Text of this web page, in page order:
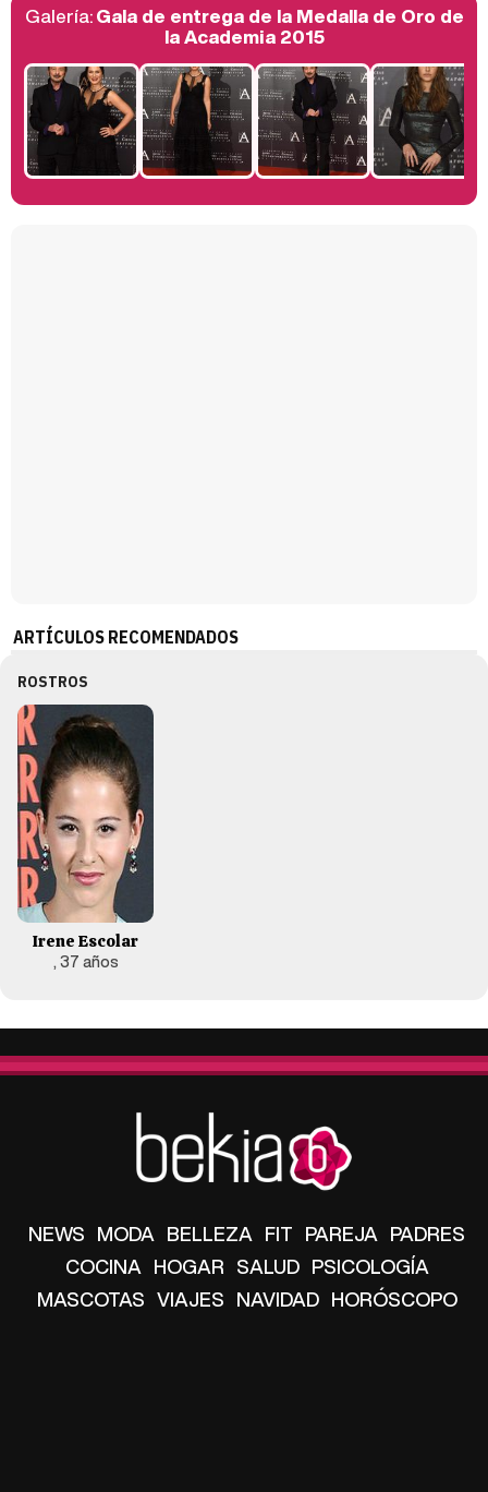
Belén Esteban: "Estoy emocionada, muy contenta y muy feliz por llegar a RTVE"
Manu Baqueiro: "Tuve como referente a Bruce Willis en 'Luz de Luna' para mi trabajo en la serie 'Perdiendo el juicio'"
Galería:Gala de entrega de la Medalla de Oro de
la Academia 2015
ARTÍCULOS RECOMENDADOS
ROSTROS
Irene Escolar
, 37 años
NEWS MODA BELLEZA FIT PAREJA PADRES
COCINA HOGAR SALUD PSICOLOGÍA
MASCOTAS VIAJES NAVIDAD HORÓSCOPO